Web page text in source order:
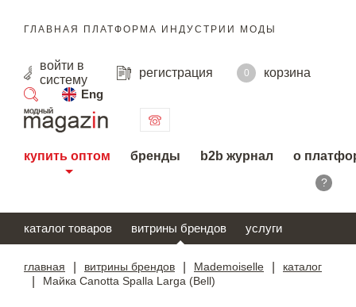
ГЛАВНАЯ ПЛАТФОРМА ИНДУСТРИИ МОДЫ
войти в
систему
регистрация 0
корзина
Eng
поиск
купить оптом бренды b2b журнал о
?
каталог товаров витрины брендов услуги
главная витрины брендов Mademoiselle каталог
Майка Canotta Spalla Larga (Bell)